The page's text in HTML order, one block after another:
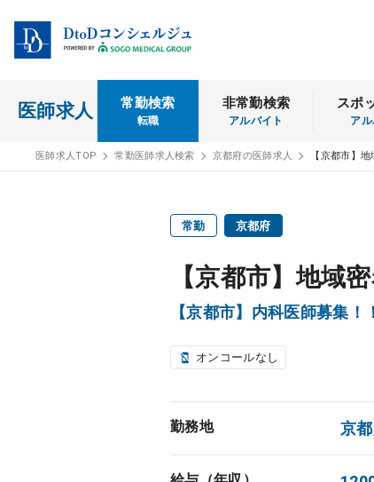
医師求人 常勤検索
転職
非常勤検索
アルバイト
スポ
アル
医師求人TOP 常勤医師求人検索 京都府の医師求人 【京都市】
常勤 京都府
【京都市】地域
【京都市】内科医師募集
オンコールなし
勤務地 京